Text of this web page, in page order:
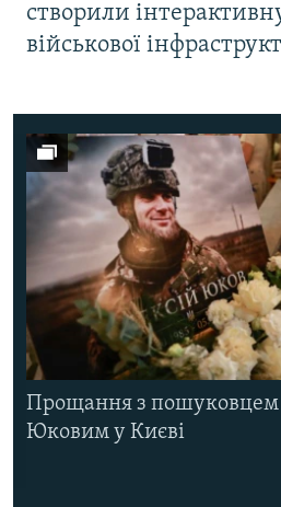
створили
військової
Прощання з пошуковцем
Юковим у Києві